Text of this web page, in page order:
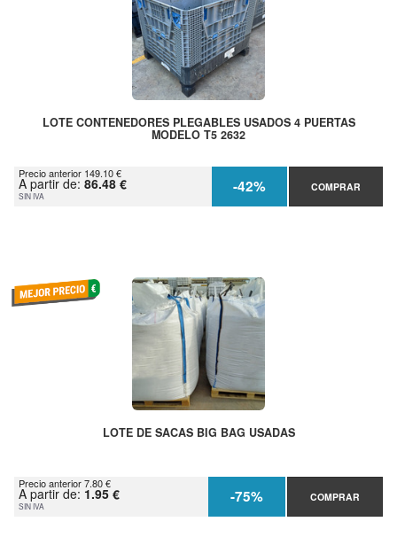
LOTE CONTENEDORES PLEGABLES USADOS 4 PUERTAS
MODELO T5 2632
Precio anterior 149.10 €
A partir de: 86.48 €
SIN IVA -42% COMPRAR
LOTE DE SACAS BIG BAG USADAS
Precio anterior 7.80 €
A partir de: 1.95 €
SIN IVA -75% COMPRAR